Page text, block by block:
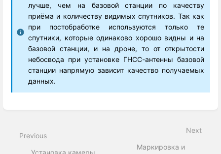
лучше, чем на базовой станции по качеству
приёма и количеству видимых спутников. Так как
при постобработке используются только те
спутники, которые одинаково хорошо видны и на
базовой станции, и на дроне, то от открытости
небосвода при установке ГНСС-антенны базовой
станции напрямую зависит качество получаемых
данных.
mode
Previous
Установка камеры
Next
Маркировка и